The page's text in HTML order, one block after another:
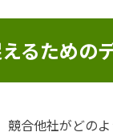
るための
競合他社がどの